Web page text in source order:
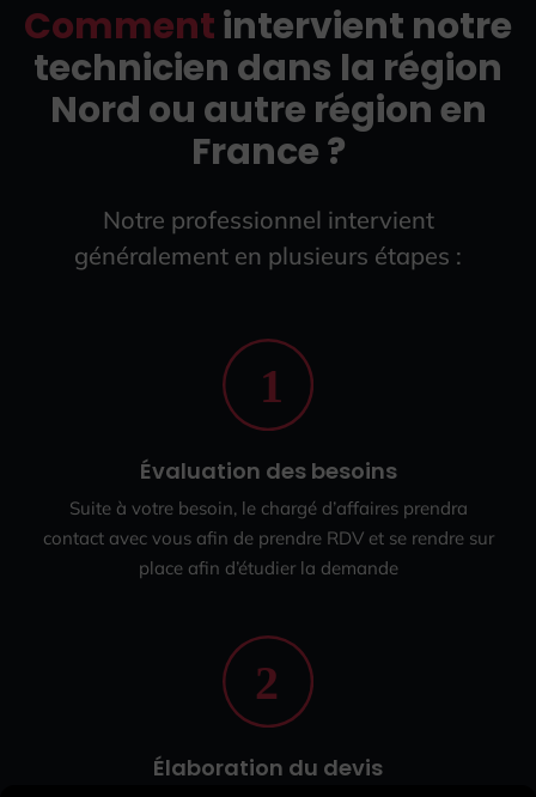
Commentintervient notre
technicien dans la région
Nord ou autre région en
France ?
Notre professionnel intervient
généralement en plusieurs étapes :
Évaluation des besoins
Suite à votre besoin, le chargé d’affaires prendra
contact avec vous afin de prendre RDV et se rendre sur
place afin d’étudier la demande
Élaboration du devis